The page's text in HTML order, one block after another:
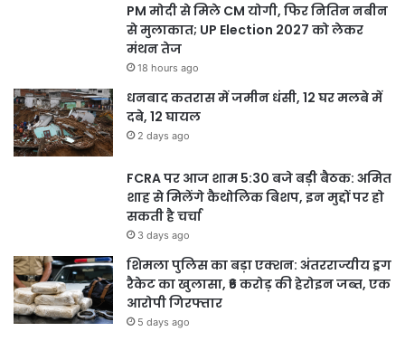
PM मोदी से मिले CM योगी, फिर नितिन नबीन
से मुलाकात; UP Election 2027 को लेकर
मंथन तेज
18 hours ago
धनबाद कतरास में जमीन धंसी, 12 घर मलबे में
दबे, 12 घायल
2 days ago
FCRA पर आज शाम 5:30 बजे बड़ी बैठक: अमित
शाह से मिलेंगे कैथोलिक बिशप, इन मुद्दों पर हो
सकती है चर्चा
3 days ago
शिमला पुलिस का बड़ा एक्शन: अंतरराज्यीय ड्रग
रैकेट का खुलासा, ₹6 करोड़ की हेरोइन जब्त, एक
आरोपी गिरफ्तार
5 days ago